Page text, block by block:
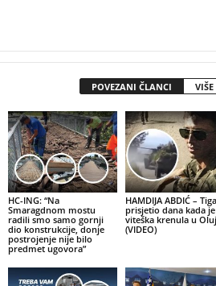
POVEZANI ČLANCI
HC-ING: “Na
Smaragdnom mostu
radili smo samo gornji
dio konstrukcije, donje
postrojenje nije bilo
predmet ugovora”
HAMDIJA ABDIĆ –
prisjetio dana kada je
viteška krenula u
(VIDEO)